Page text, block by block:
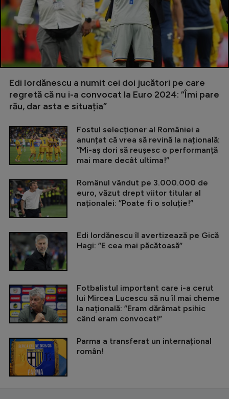
Edi Iordănescu a numit cei doi jucători pe care
regretă că nu i-a convocat la Euro 2024: ”Îmi pare
rău, dar asta e situația”
Fostul selecționer al României a
anunțat că vrea să revină la națională:
”Mi-aș dori să reușesc o performanță
mai mare decât ultima!”
Românul vândut pe 3.000.000 de
euro, văzut drept viitor titular al
naționalei: ”Poate fi o soluție!”
Edi Iordănescu îl avertizează pe Gică
Hagi: ”E cea mai păcătoasă”
Fotbalistul important care i-a cerut
lui Mircea Lucescu să nu îl mai cheme
la națională: ”Eram dărâmat psihic
când eram convocat!”
Parma a transferat un internațional
român!